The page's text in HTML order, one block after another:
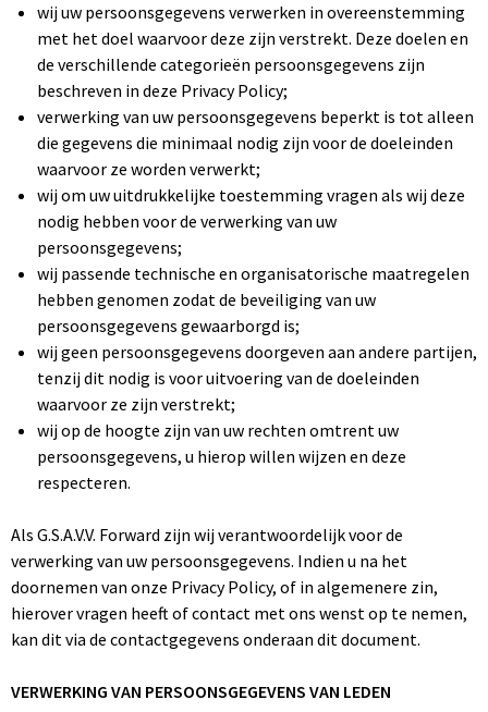
wij uw persoonsgegevens verwerken in overeenstemming
met het doel waarvoor deze zijn verstrekt. Deze doelen en
de verschillende categorieën persoonsgegevens zijn
beschreven in deze Privacy Policy;
verwerking van uw persoonsgegevens beperkt is tot alleen
die gegevens die minimaal nodig zijn voor de doeleinden
waarvoor ze worden verwerkt;
wij om uw uitdrukkelijke toestemming vragen als wij deze
nodig hebben voor de verwerking van uw
persoonsgegevens;
wij passende technische en organisatorische maatregelen
hebben genomen zodat de beveiliging van uw
persoonsgegevens gewaarborgd is;
wij geen persoonsgegevens doorgeven aan andere partijen,
tenzij dit nodig is voor uitvoering van de doeleinden
waarvoor ze zijn verstrekt;
wij op de hoogte zijn van uw rechten omtrent uw
persoonsgegevens, u hierop willen wijzen en deze
respecteren.
Als G.S.A.V.V. Forward zijn wij verantwoordelijk voor de
verwerking van uw persoonsgegevens. Indien u na het
doornemen van onze Privacy Policy, of in algemenere zin,
hierover vragen heeft of contact met ons wenst op te nemen,
kan dit via de contactgegevens onderaan dit document.
VERWERKING VAN PERSOONSGEGEVENS VAN LEDEN